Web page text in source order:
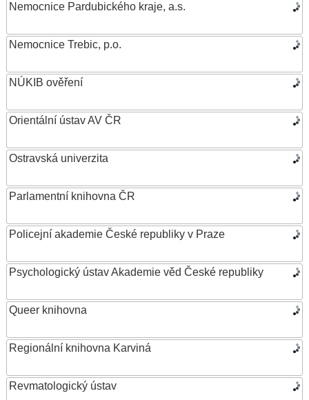
Nemocnice Pardubického kraje, a.s.
Nemocnice Trebic, p.o.
NÚKIB ověření
Orientální ústav AV ČR
Ostravská univerzita
Parlamentní knihovna ČR
Policejní akademie České republiky v Praze
Psychologický ústav Akademie věd České republiky
Queer knihovna
Regionální knihovna Karviná
Revmatologický ústav